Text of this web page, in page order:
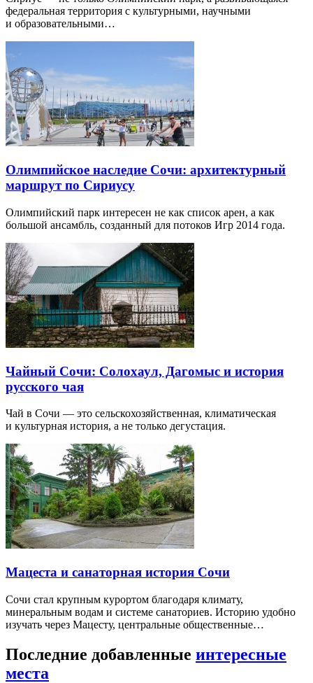
федеральная территория с культурными, научными
и образовательными…
Олимпийское наследие Сочи: архитектурный
маршрут по Сириусу
Олимпийский парк интересен не как список арен, а как
большой ансамбль, созданный для потоков Игр 2014 года.
Чайный Сочи: Солохаул, Дагомыс и история
русского чая
Чай в Сочи — это сельскохозяйственная, климатическая
и культурная история, а не только дегустация.
Мацеста и санаторная история Сочи
Сочи стал крупным курортом благодаря климату,
минеральным водам и системе санаториев. Историю удобно
изучать через Мацесту, центральные общественные…
Последние добавленные интересные
места